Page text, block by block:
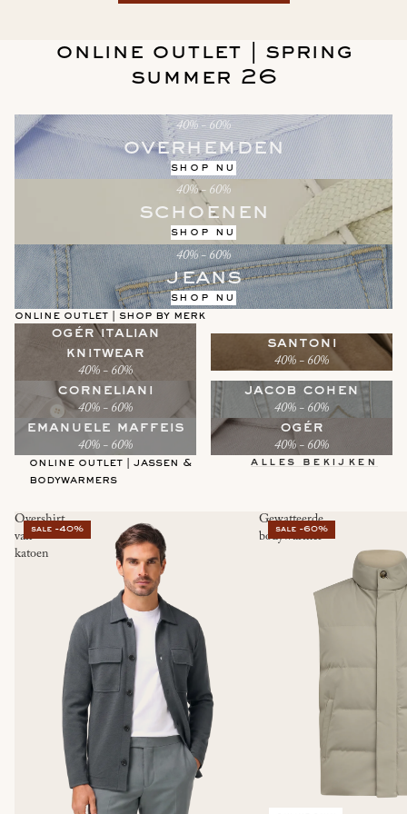
online outlet | spring
summer 26
40% - 60%
overhemden
shop nu
40% - 60%
schoenen
shop nu
40% - 60%
jeans
shop nu
online outlet | shop by merk
ogér italian
knitwear
40% - 60%
santoni
40% - 60%
corneliani
40% - 60%
jacob cohen
40% - 60%
emanuele maffeis
40% - 60%
ogér
40% - 60%
online outlet | jassen &
bodywarmers
alles bekijken
Overshirt
van
katoen
sale -40%
Gewatteerde
bodywarmer
sale -60%